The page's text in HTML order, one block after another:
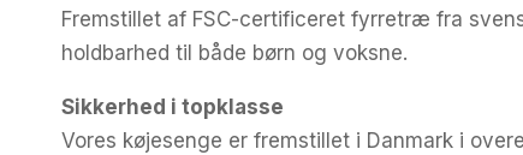
Fremstillet af FSC-certificeret fyrretræ fra
holdbarhed til både børn og voksne.
Sikkerhed i topklasse
Vores køjesenge er fremstillet i Danmark i